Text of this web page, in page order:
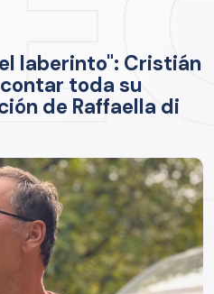
laberinto": Cristián
toda su
de Raffaella di